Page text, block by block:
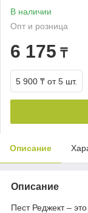
В наличии
Опт и розница
6 175 ₸
5 900 ₸ от 5 шт.
Описание
Описание
Пест Реджект –